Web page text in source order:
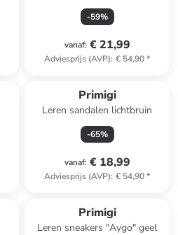
-59%
vanaf: € 21,99
Adviesprijs (AVP): € 54,90*
Primigi
Leren sandalen lichtbruin
-65%
vanaf: € 18,99
Adviesprijs (AVP): € 54,90*
Primigi
Leren sneakers "Aygo" geel